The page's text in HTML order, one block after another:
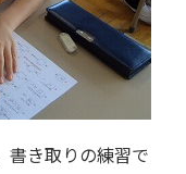
書き取りの練習で